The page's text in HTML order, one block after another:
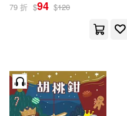
79 折 $94 $120